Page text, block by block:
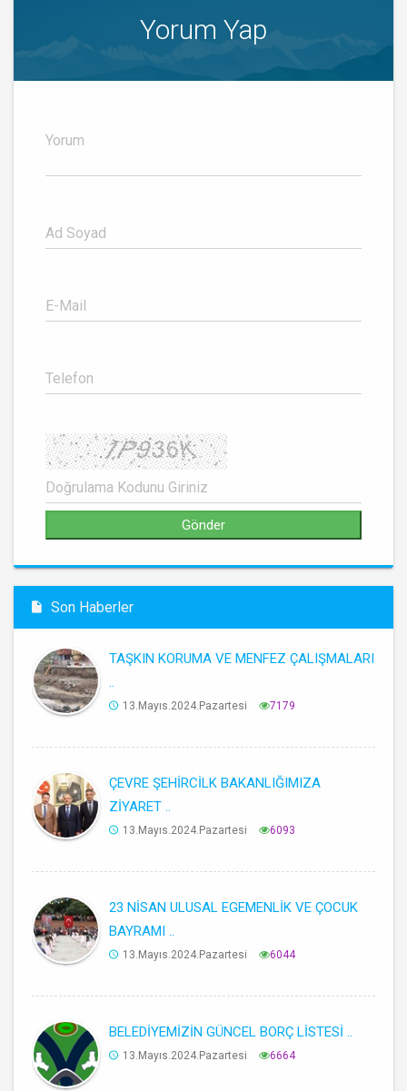
Yorum Yap
Son Haberler
TAŞKIN KORUMA VE MENFEZ ÇALIŞMALARI
..
13.Mayıs.2024.Pazartesi 7179
ÇEVRE ŞEHİRCİLK BAKANLIĞIMIZA
ZİYARET ..
13.Mayıs.2024.Pazartesi 6093
23 NİSAN ULUSAL EGEMENLİK VE ÇOCUK
BAYRAMI ..
13.Mayıs.2024.Pazartesi 6044
BELEDİYEMİZİN GÜNCEL BORÇ LİSTESİ ..
13.Mayıs.2024.Pazartesi 6664